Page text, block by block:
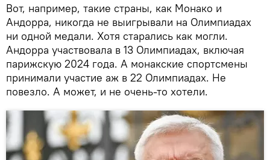
Вот, например, такие страны, как Монако и
Андорра, никогда не выигрывали на Олимпиадах
ни одной медали. Хотя старались как могли.
Андорра участвовала в 13 Олимпиадах, включая
парижскую 2024 года. А монакские спортсмены
принимали участие аж в 22 Олимпиадах. Не
повезло. А может, и не очень-то хотели.